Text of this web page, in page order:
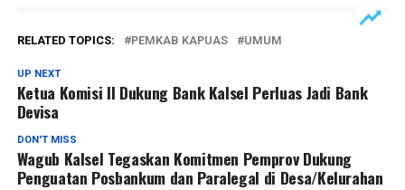
RELATED TOPICS: PEMKAB KAPUAS UMUM
UP NEXT
Ketua Komisi II Dukung Bank Kalsel Perluas Jadi Bank
Devisa
DON'T MISS
Wagub Kalsel Tegaskan Komitmen Pemprov Dukung
Penguatan Posbankum dan Paralegal di Desa/Kelurahan